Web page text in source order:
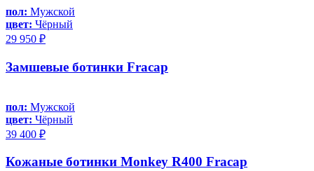
пол: Мужской
цвет: Чёрный
29 950 ₽
Замшевые ботинки Fracap
пол: Мужской
цвет: Чёрный
39 400 ₽
Кожаные ботинки Monkey R400 Fracap